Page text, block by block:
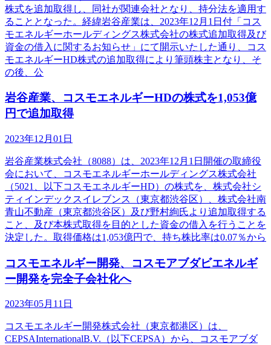
株式を追加取得し、同社が関連会社となり、持分法を適用す
ることとなった。経緯岩谷産業は、2023年12月1日付「コス
モエネルギーホールディングス株式会社の株式追加取得及び
資金の借入に関するお知らせ」にて開示いたした通り、コス
モエネルギーHD株式の追加取得により筆頭株主となり、そ
の後、公
岩谷産業、コスモエネルギーHDの株式を1,053億
円で追加取得
2023年12月01日
岩谷産業株式会社（8088）は、2023年12月1日開催の取締役
会において、コスモエネルギーホールディングス株式会社
（5021、以下コスモエネルギーHD）の株式を、株式会社シ
ティインデックスイレブンス（東京都渋谷区）、株式会社南
青山不動産（東京都渋谷区）及び野村絢氏より追加取得する
こと、及び本株式取得を目的とした資金の借入を行うことを
決定した。取得価格は1,053億円で、持ち株比率は0.07％から
コスモエネルギー開発、コスモアブダビエネルギ
ー開発を完全子会社化へ
2023年05月11日
コスモエネルギー開発株式会社（東京都港区）は、
CEPSAInternationalB.V.（以下CEPSA）から、コスモアブダ